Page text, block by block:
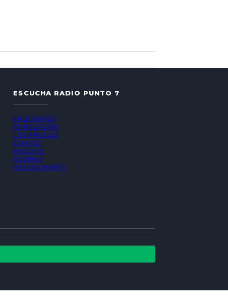
ESCUCHA RADIO PUNTO 7
VALPARAÍSO
CONCEPCIÓN
LOS ÁNGELES
TEMUCO
VALDIVIA
OSORNO
PUERTO MONTT